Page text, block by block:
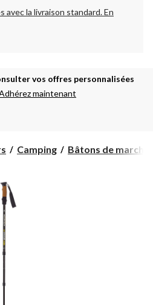
avec la livraison standard.En
vos offres personnalisées
maintenant
Camping Bâtons de marche